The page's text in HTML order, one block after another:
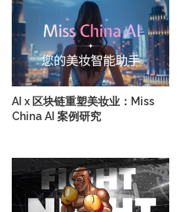
AI x 区块链重塑美妆业：Miss
China AI 案例研究